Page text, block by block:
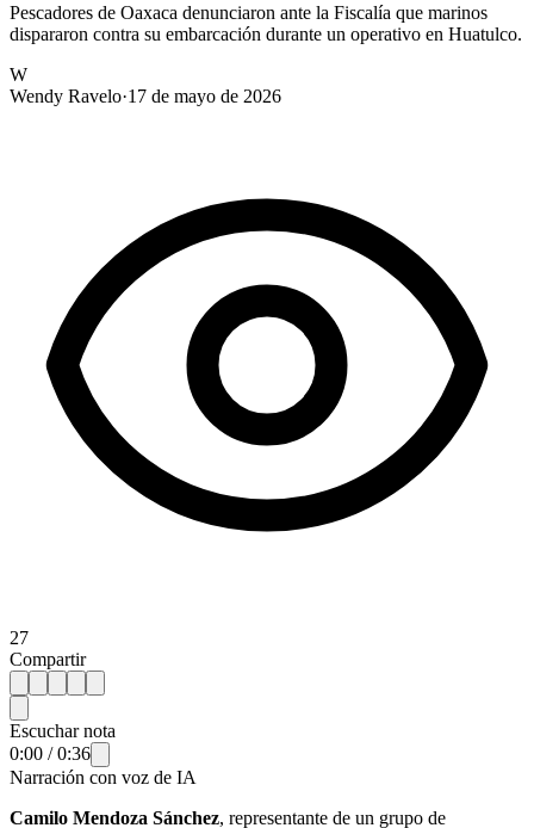
Pescadores de Oaxaca denunciaron ante la Fiscalía que marinos
dispararon contra su embarcación durante un operativo en Huatulco.
W
Wendy Ravelo·17 de mayo de 2026
27
Compartir
Escuchar nota
0:00 /0:36
Narración con voz de IA
Camilo Mendoza Sánchez, representante de un grupo de